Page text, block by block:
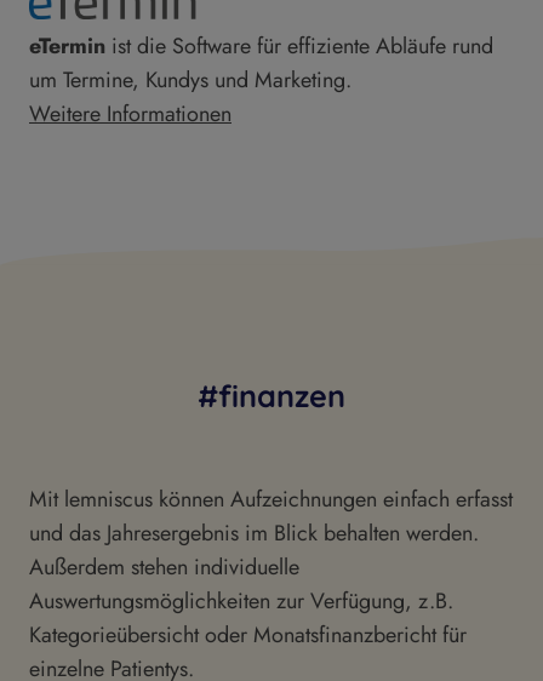
eTermin ist die Software für effiziente Abläufe rund
um Termine, Kundys und Marketing.
Weitere Informationen
#finanzen
Mit lemniscus können Aufzeichnungen einfach erfasst
und das Jahresergebnis im Blick behalten werden.
Außerdem stehen individuelle
Auswertungsmöglichkeiten zur Verfügung, z.B.
Kategorieübersicht oder Monatsfinanzbericht für
einzelne Patientys.